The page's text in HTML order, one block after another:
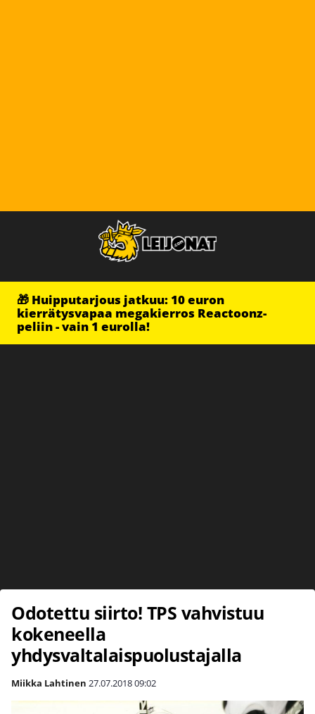
🎁 Huipputarjous jatkuu: 10 euron
kierrätysvapaa megakierros Reactoonz-
peliin - vain 1 eurolla!
Odotettu siirto! TPS vahvistuu
kokeneella
yhdysvaltalaispuolustajalla
Miikka Lahtinen 27.07.201809:02